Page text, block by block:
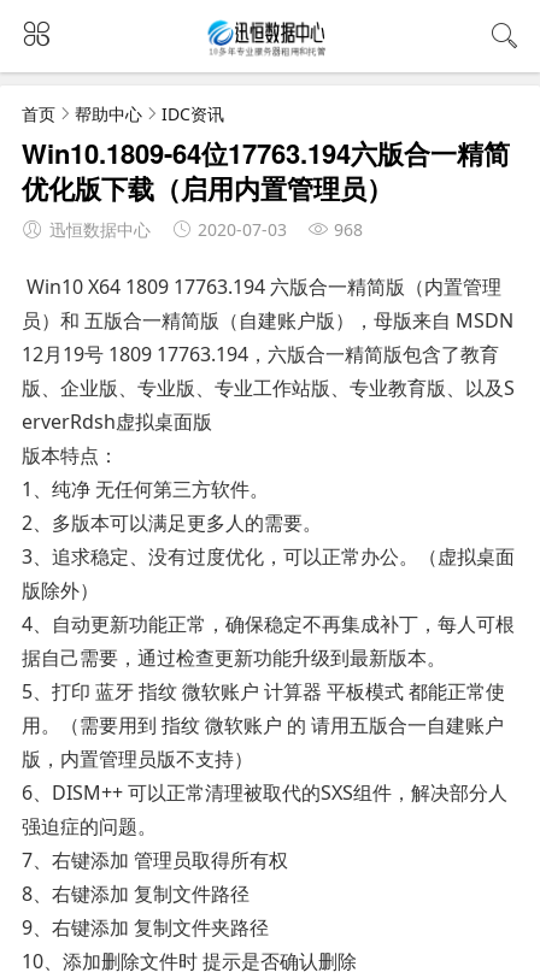
首页 帮助中心 IDC资讯
Win10.1809-64位17763.194六版合一精简
优化版下载（启用内置管理员）
迅恒数据中心 2020-07-03 968
Win10 X64 1809 17763.194 六版合一精简版（内置管理
员）和 五版合一精简版（自建账户版），母版来自 MSDN
12月19号 1809 17763.194，六版合一精简版包含了教育
版、企业版、专业版、专业工作站版、专业教育版、以及S
erverRdsh虚拟桌面版
版本特点：
1、纯净 无任何第三方软件。
2、多版本可以满足更多人的需要。
3、追求稳定、没有过度优化，可以正常办公。（虚拟桌面
版除外）
4、自动更新功能正常，确保稳定不再集成补丁，每人可根
据自己需要，通过检查更新功能升级到最新版本。
5、打印 蓝牙 指纹 微软账户 计算器 平板模式 都能正常使
用。（需要用到 指纹 微软账户 的 请用五版合一自建账户
版，内置管理员版不支持）
6、DISM++ 可以正常清理被取代的SXS组件，解决部分人
强迫症的问题。
7、右键添加 管理员取得所有权
8、右键添加 复制文件路径
9、右键添加 复制文件夹路径
10、添加删除文件时 提示是否确认删除